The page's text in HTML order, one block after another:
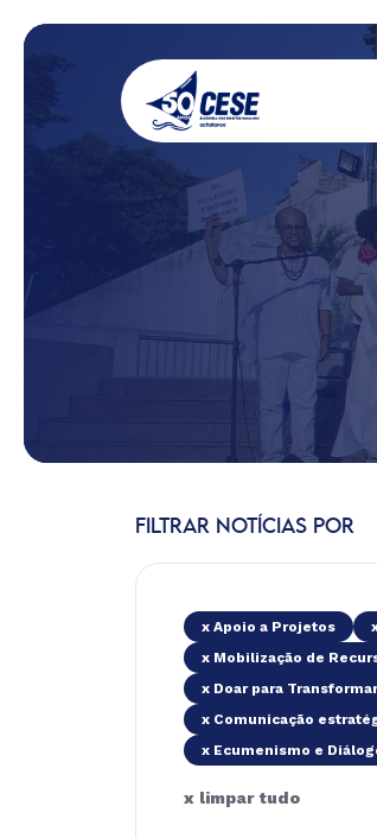
FILTRAR NOTÍCIAS POR
x Apoio a Projetos
x Mobilização de
x Doar para Transformar
x Comunicação
x Ecumenismo e
x limpar tudo